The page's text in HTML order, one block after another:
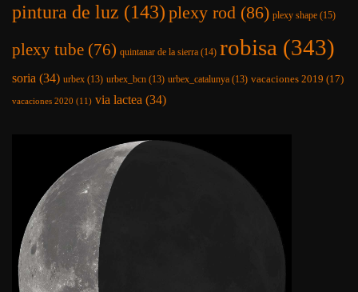
pintura de luz (143) plexy rod (86) plexy shape (15)
plexy tube (76) quintanar de la sierra (14) robisa (343)
soria (34) urbex (13) urbex_bcn (13) urbex_catalunya (13) vacaciones 2019 (17)
vacaciones 2020 (11) via lactea (34)